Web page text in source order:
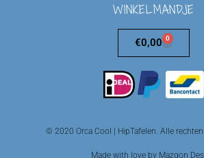
WINKELMANDJE
€0,00 0
© 2020 Orca Cool | HipTafelen. Alle
Made with love by Mazgon